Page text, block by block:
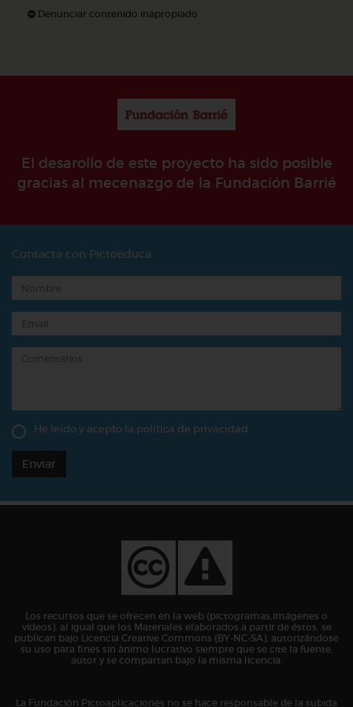
Denunciar contenido inapropiado
El desarollo de este proyecto ha sido posible
gracias al mecenazgo de la Fundación Barrié
Contacta con Pictoeduca
He leído y acepto la política de privacidad
Enviar
Los recursos que se ofrecen en la web (pictogramas,imágenes o
vídeos), al igual que los Materiales elaborados a partir de éstos, se
publican bajo Licencia Creative Commons (BY-NC-SA), autorizándose
su uso para fines sin ánimo lucrativo siempre que se cite la fuente,
autor y se compartan bajo la misma licencia.
La Fundación Pictoaplicaciones no se hace responsable de la subida